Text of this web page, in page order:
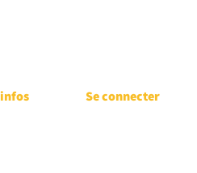
Se connecter